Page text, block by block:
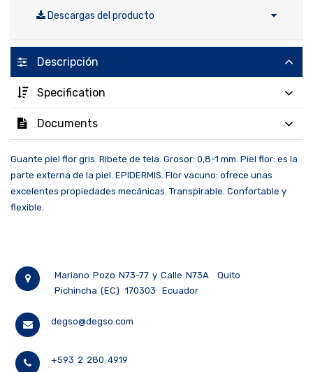
Descargas del producto
Descripción
Specification
Documents
Guante piel flor gris. Ribete de tela. Grosor: 0,8-1 mm. Piel flor: es la
parte externa de la piel. EPIDERMIS. Flor vacuno: ofrece unas
excelentes propiedades mecánicas. Transpirable. Confortable y
flexible.
Mariano Pozo N73-77 y Calle N73A
Quito
Pichincha (EC)
170303 Ecuador
degso@degso.com
+593 2 280 4919